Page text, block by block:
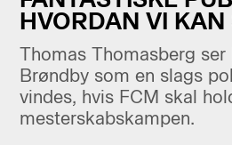
HVORDAN VI KAN
Thomas Thomasberg
Brøndby som en slags
vindes, hvis FCM skal
mesterskabskampen.